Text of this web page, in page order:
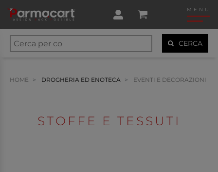
MENU
CERCA
HOME DROGHERIA ED ENOTECA EVENTI E DECORAZIONI
STOFFE E TESSUTI